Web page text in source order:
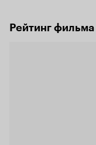
Рейтинг фильма